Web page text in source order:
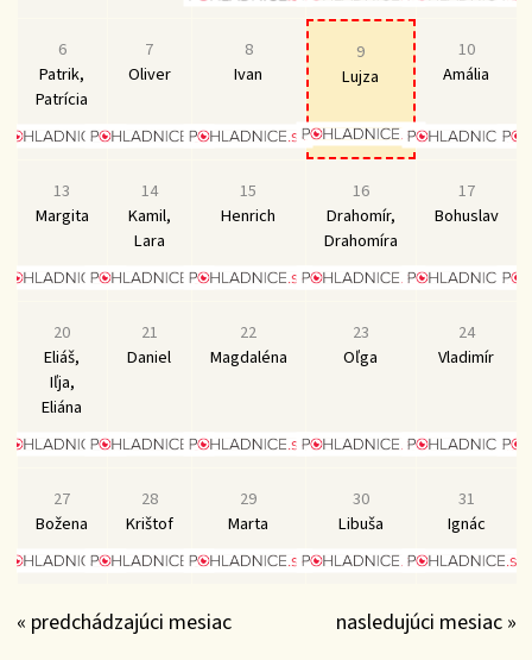
6
Patrik,
Patrícia
7
Oliver
8
Ivan
9
Lujza
10
Amália
13
Margita
14
Kamil,
Lara
15
Henrich
16
Drahomír,
Drahomíra
17
Bohuslav
20
Eliáš,
Iľja,
Eliána
21
Daniel
22
Magdaléna
23
Oľga
24
Vladimír
27
Božena
28
Krištof
29
Marta
30
Libuša
31
Ignác
« predchádzajúci mesiac nasledujúci mesiac »